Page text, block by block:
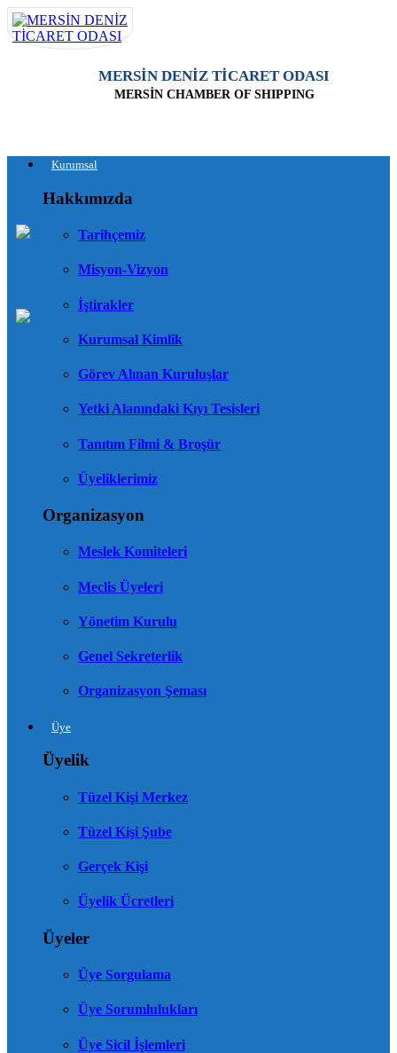
MERSİN DENİZ TİCARET ODASI
MERSİN CHAMBER OF SHIPPING
Kurumsal
Hakkımızda
Tarihçemiz
Misyon-Vizyon
İştirakler
Kurumsal Kimlik
Görev Alınan Kuruluşlar
Yetki Alanındaki Kıyı Tesisleri
Tanıtım Filmi & Broşür
Üyeliklerimiz
Organizasyon
Meslek Komiteleri
Meclis Üyeleri
Yönetim Kurulu
Genel Sekreterlik
Organizasyon Şeması
Üye
Üyelik
Tüzel Kişi Merkez
Tüzel Kişi Şube
Gerçek Kişi
Üyelik Ücretleri
Üyeler
Üye Sorgulama
Üye Sorumlulukları
Üye Sicil İşlemleri